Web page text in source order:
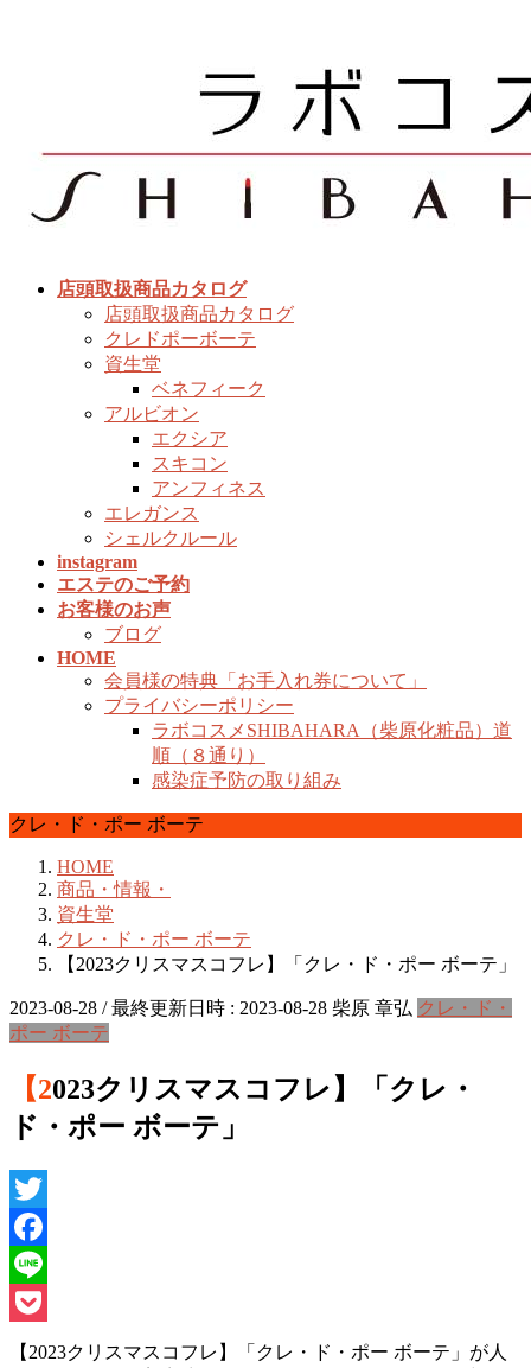
店頭取扱商品カタログ
店頭取扱商品カタログ
クレドポーボーテ
資生堂
ベネフィーク
アルビオン
エクシア
スキコン
アンフィネス
エレガンス
シェルクルール
instagram
エステのご予約
お客様のお声
ブログ
HOME
会員様の特典「お手入れ券について」
プライバシーポリシー
ラボコスメSHIBAHARA（柴原化粧品）道
順（８通り）
感染症予防の取り組み
クレ・ド・ポー ボーテ
HOME
商品・情報・
資生堂
クレ・ド・ポー ボーテ
【2023クリスマスコフレ】「クレ・ド・ポー ボーテ」
2023-08-28 / 最終更新日時 : 2023-08-28 柴原 章弘 クレ・ド・
ポー ボーテ
【2023クリスマスコフレ】「クレ・
ド・ポー ボーテ」
Twitter
Facebook
Line
Pocket
【2023クリスマスコフレ】「クレ・ド・ポー ボーテ」が人